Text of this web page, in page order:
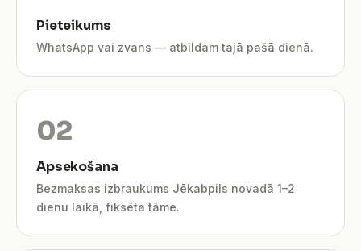
Pieteikums
WhatsApp vai zvans — atbildam tajā pašā dienā.
Apsekošana
Bezmaksas izbraukums Jēkabpils novadā 1–2
dienu laikā, fiksēta tāme.